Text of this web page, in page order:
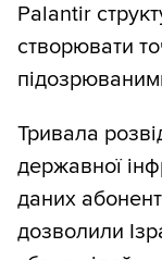
Palantir
створювати
Тривала
державної
даних
дозволили